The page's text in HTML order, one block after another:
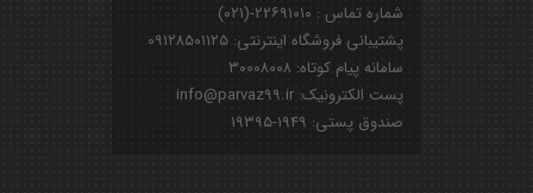
شماره تماس : ۲۲۶۹۱۰۱۰-(۰۲۱)
پشتیبانی فروشگاه اینترنتی: ۰۹۱۲۸۵۰۱۱۲۵
سامانه پیام کوتاه: ۳۰۰۰۸۰۰۸
پست الکترونیک: info@parvaz99.ir
صندوق پستی: ۱۹۴۹-۱۹۳۹۵